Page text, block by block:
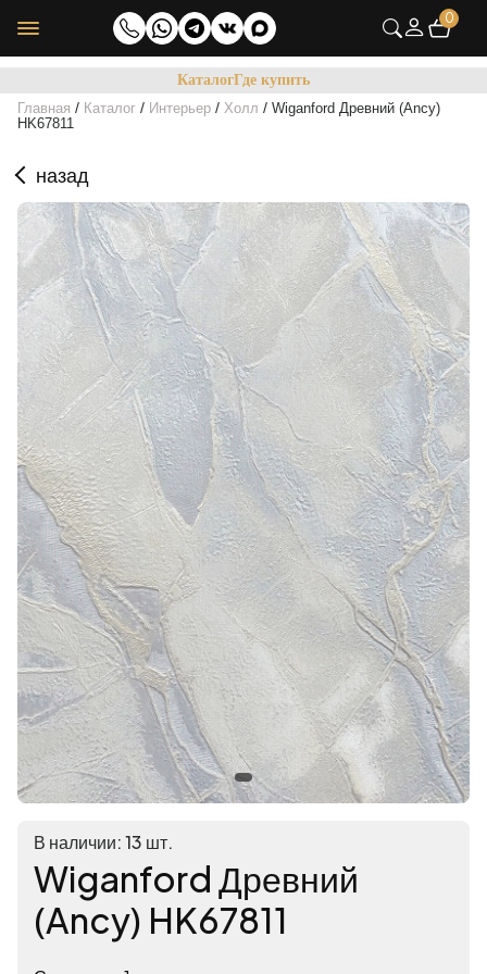
0
КаталогГде купить
Главная / Каталог / Интерьер / Холл / Wiganford Древний (Ancy)
HK67811
назад
В наличии: 13 шт.
Wiganford Древний
(Ancy) HK67811